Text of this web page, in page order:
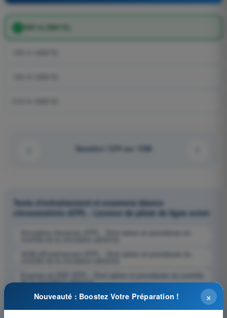
300 m (984 ft).
Question 1274 sur 1358
Tests d'entraînement et examens blancs
chronométrés ATPL - Licence de pilote de ligne avion
Simulation d'examen ATPL - Droit aérien et procédures du
QCM d'Entraînement ATPL - Droit aérien et procédures du
Examen en PDF ATPL - Droit aérien et procédures du contrôle
de la circulation aérienne
×
Nouveauté : Boostez Votre Préparation !